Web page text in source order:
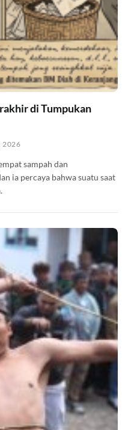
di Tumpukan
2026
sampah dan
ia percaya bahwa suatu saat